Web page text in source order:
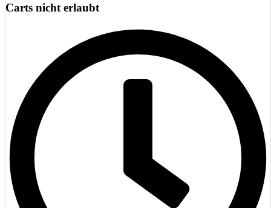
Kontakt
Carts nicht erlaubt